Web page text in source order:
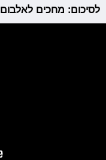
לסיכום: מחכים לאלבום